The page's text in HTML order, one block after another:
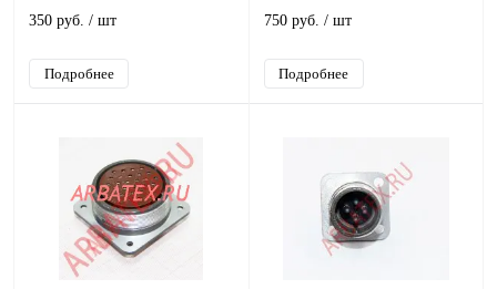
350 руб. / шт
Подробнее
750 руб. / шт
Подробнее